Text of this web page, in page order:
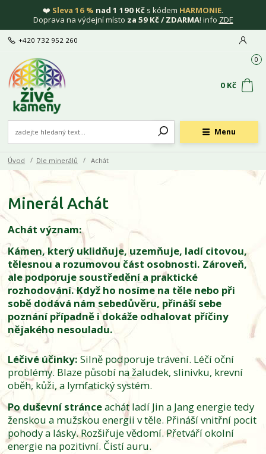
❤️ Sleva 16 % nad 1 190 Kč s kódem HARMONIE.
Doprava na výdejní místo za 59 Kč / ZDARMA! info ZDE
Menu
+420 732 952 260
0
0 Kč
Úvod Dle minerálů Achát
Minerál Achát
Achát význam:
Kámen, který uklidňuje, uzemňuje, ladí citovou,
tělesnou a rozumovou část osobnosti. Zároveň,
ale podporuje soustředění a praktické
rozhodování. Když ho nosíme na těle nebo při
sobě dodává nám sebedůvěru, přináší sebe
poznání případně i dokáže odhalovat příčiny
nějakého nesouladu.
Léčivé účinky:Silně podporuje trávení. Léčí oční
problémy. Blaze působí na žaludek, slinivku, krevní
oběh, kůži, a lymfatický systém.
Po duševní stránceachát ladí Jin a Jang energie tedy
ženskou a mužskou energii v těle. Přináší vnitřní pocit
pohody a lásky. Rozšiřuje vědomí. Přetváří okolní
energie na pozitivní. Čistí auru.